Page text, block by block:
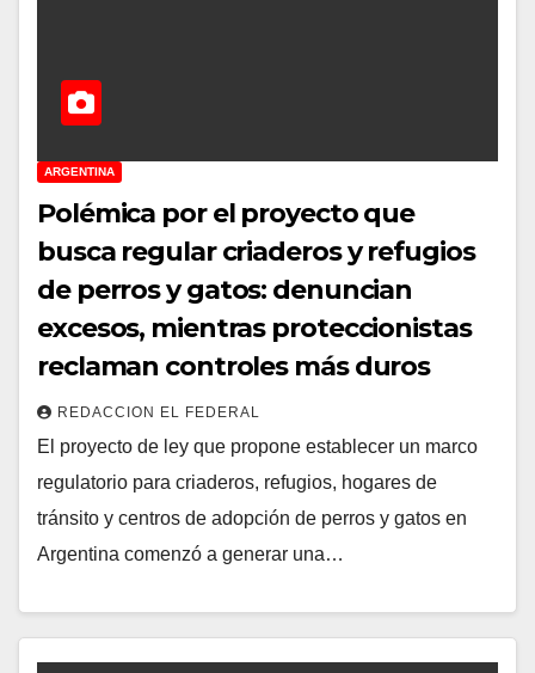
ARGENTINA
Polémica por el proyecto que
busca regular criaderos y refugios
de perros y gatos: denuncian
excesos, mientras proteccionistas
reclaman controles más duros
REDACCION EL FEDERAL
El proyecto de ley que propone establecer un marco
regulatorio para criaderos, refugios, hogares de
tránsito y centros de adopción de perros y gatos en
Argentina comenzó a generar una…